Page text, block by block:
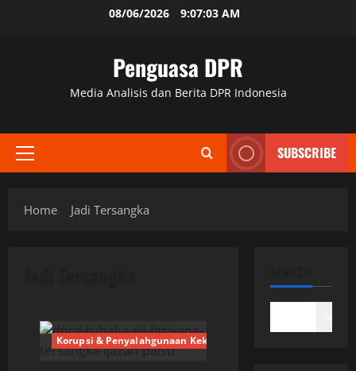
08/06/2026 9:07:03 AM
Penguasa DPR
Media Analisis dan Berita DPR Indonesia
Primary
SUBSCRIBE
Home Jadi Tersangka
Korupsi & Penyalahgunaan Kekuasaan